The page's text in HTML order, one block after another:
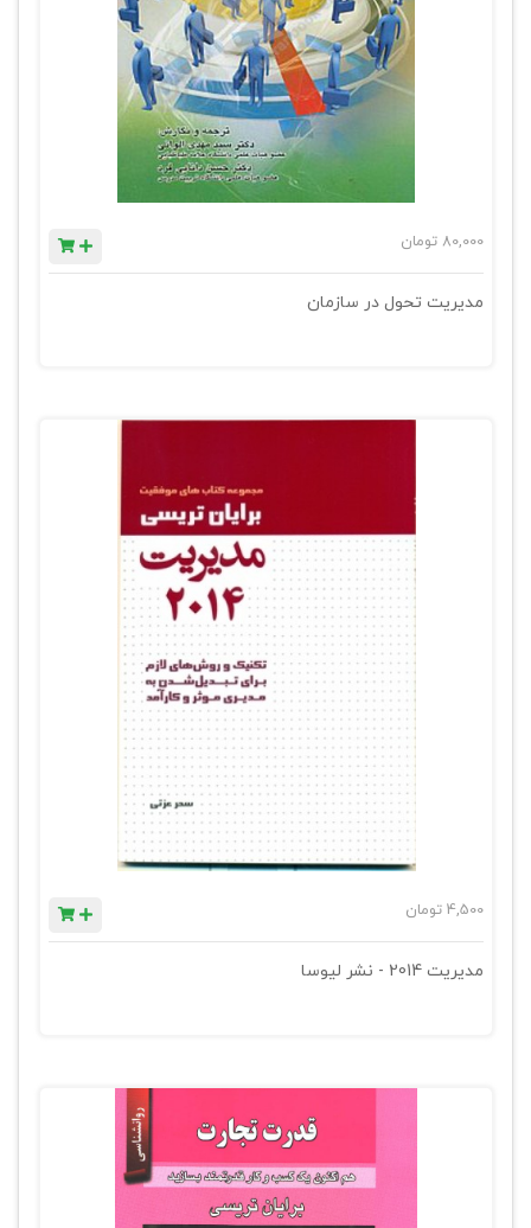
80,000 تومان
مدیریت تحول در سازمان
4,500 تومان
مدیریت 2014 - نشر لیوسا